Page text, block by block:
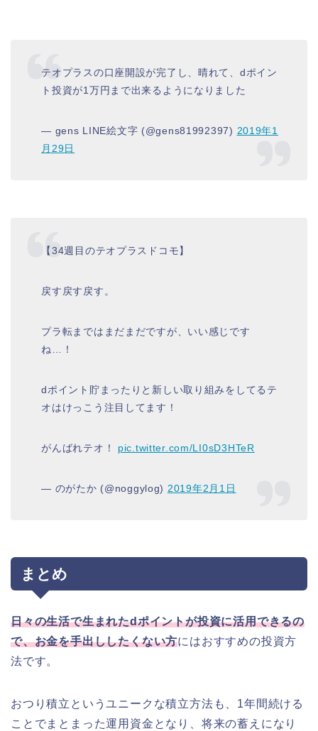
テオプラスの口座開設が完了し、晴れて、dポイン
ト投資が1万円まで出来るようになりました
— gens LINE絵文字 (@gens81992397) 2019年1
月 29日
【34週目のテオプラスドコモ】
戻す戻す戻す。
プラ転まではまだまだですが、いい感じです
ね…！
dポイント貯まったりと新しい取り組みをしてるテ
オはけっこう注目してます！
がんばれテオ！ pic.twitter.com/LI0sD3HTeR
— のがたか (@noggylog) 2019年2 月 1 日
まとめ
日々の生活で生まれたdポイントが投資に活用できるの
で、お金を手出ししたくない方にはおすすめの投資方
法です。
おつり積立というユニークな積立方法も、1年間続ける
ことでまとまった運用資金となり、将来の蓄えになり